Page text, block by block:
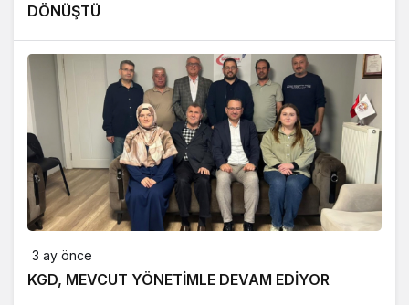
DÖNÜŞTÜ
3 ay önce
KGD, MEVCUT YÖNETİMLE DEVAM EDİYOR